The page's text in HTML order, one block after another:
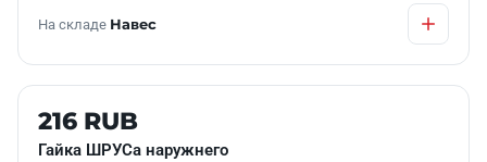
На складе Навес
Б/У В НАЛИЧИИ
216 RUB
Гайка ШРУСа наружнего